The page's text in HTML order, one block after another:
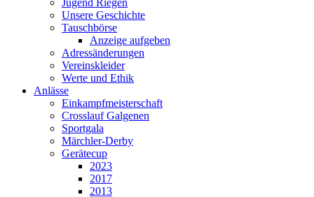
Jugend Riegen
Unsere Geschichte
Tauschbörse
Anzeige aufgeben
Adressänderungen
Vereinskleider
Werte und Ethik
Anlässe
Einkampfmeisterschaft
Crosslauf Galgenen
Sportgala
Märchler-Derby
Gerätecup
2023
2017
2013